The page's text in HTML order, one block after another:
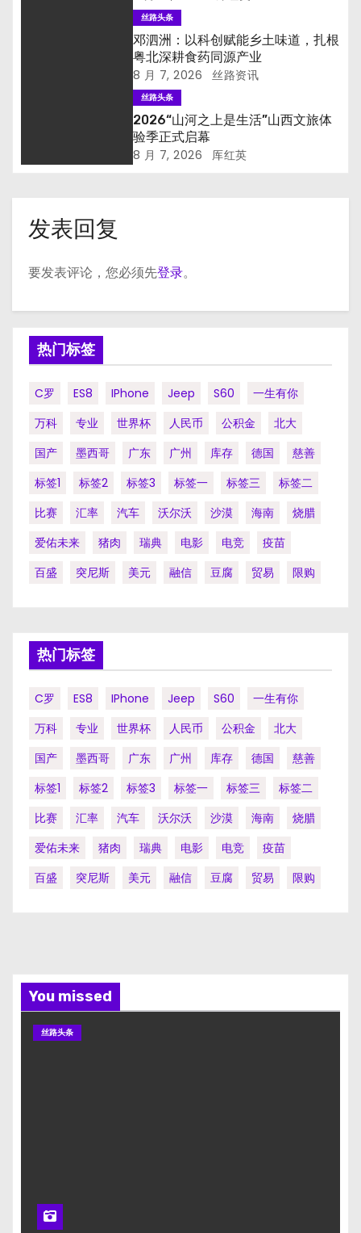
丝路头条
邓泗洲：以科创赋能乡土味道，扎根
粤北深耕食药同源产业
8 月 7, 2026 丝路资讯
丝路头条
2026“山河之上是生活”山西文旅体
验季正式启幕
8 月 7, 2026 厍红英
发表回复
要发表评论，您必须先登录。
热门标签
C罗 ES8 IPhone Jeep S60
一生有你
万科
专业 世界杯 人民币 公积金
北大
国产
墨西哥 广东 广州 库存 德国
慈善
标签1
标签2 标签3 标签一 标签三
标签二
比赛
汇率 汽车 沃尔沃 沙漠 海南
烧腊
爱佑未来
猪肉 瑞典 电影 电竞
疫苗
百盛
突尼斯 美元 融信 豆腐 贸易 限购
热门标签
C罗 ES8 IPhone Jeep S60
一生有你
万科
专业 世界杯 人民币 公积金
北大
国产
墨西哥 广东 广州 库存 德国
慈善
标签1
标签2 标签3 标签一 标签三
标签二
比赛
汇率 汽车 沃尔沃 沙漠 海南
烧腊
爱佑未来
猪肉 瑞典 电影 电竞
疫苗
百盛
突尼斯 美元 融信 豆腐 贸易 限购
You missed
丝路头条